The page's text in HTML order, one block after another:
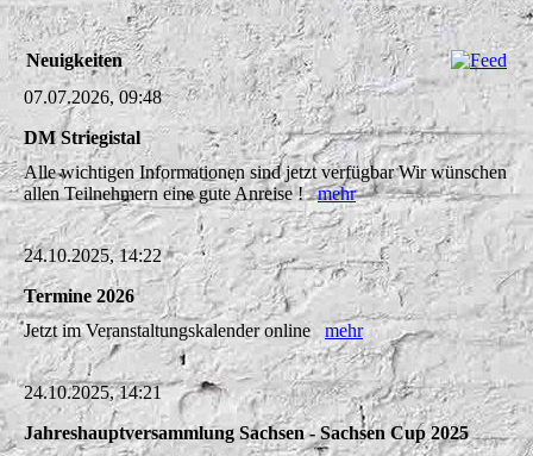
Neuigkeiten
07.07.2026, 09:48
DM Striegistal
Alle wichtigen Informationen sind jetzt verfügbar Wir wünschen
allen Teilnehmern eine gute Anreise !mehr
24.10.2025, 14:22
Termine 2026
Jetzt im Veranstaltungskalender online mehr
24.10.2025, 14:21
Jahreshauptversammlung Sachsen - Sachsen Cup 2025